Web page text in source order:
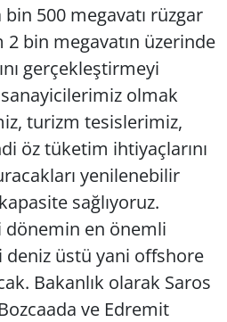
bin 500 megavatı rüzgar
bin megavatın üzerinde
gerçekleştirmeyi
olmak
turizm tesislerimiz,
öz tüketim ihtiyaçlarını
yenilenebilir
sağlıyoruz.
dönemin en önemli
üstü yani offshore
Bakanlık olarak Saros
ve Edremit